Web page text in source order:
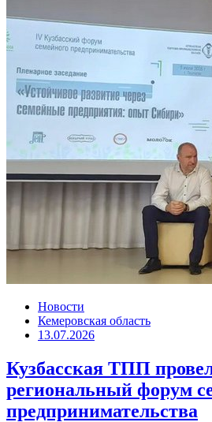
Новости
Кемеровская область
13.07.2026
Кузбасская ТПП
региональный форум
предпринимательства